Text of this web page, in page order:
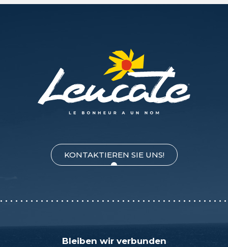
KONTAKTIEREN SIE UNS!
Bleiben wir verbunden